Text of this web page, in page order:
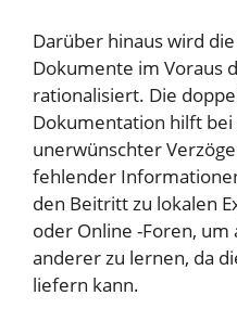
Darüber hinaus wird
Dokumente im Voraus
rationalisiert. Die
Dokumentation hilft
unerwünschter
fehlender
den Beitritt zu lokalen
oder Online -Foren, um
anderer zu lernen, da
liefern kann.